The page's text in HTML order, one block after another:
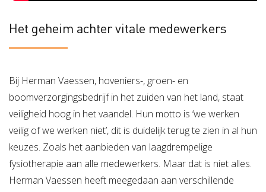
Het geheim achter vitale medewerkers
Bij Herman Vaessen, hoveniers-, groen- en
boomverzorgingsbedrijf in het zuiden van het land, staat
veiligheid hoog in het vaandel. Hun motto is ‘we werken
veilig of we werken niet’, dit is duidelijk terug te zien in al hun
keuzes. Zoals het aanbieden van laagdrempelige
fysiotherapie aan alle medewerkers. Maar dat is niet alles.
Herman Vaessen heeft meegedaan aan verschillende